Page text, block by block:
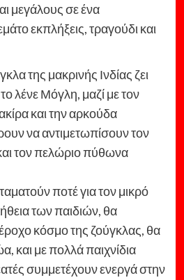
μεγάλους σε ένα
εκπλήξεις, τραγούδι και
της μακρινής Ινδίας ζει
λένε Μόγλη, μαζί με τον
και την αρκούδα
να αντιμετωπίσουν τον
τον πελώριο πύθωνα
ποτέ για τον μικρό
των παιδιών, θα
κόσμο της ζούγκλας, θα
και με πολλά παιχνίδια
συμμετέχουν ενεργά στην